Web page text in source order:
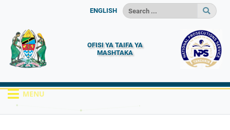
ENGLISH
OFISI YA TAIFA YA
MASHTAKA
MENU